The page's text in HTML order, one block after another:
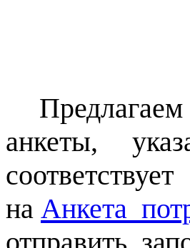
анкеты,
на